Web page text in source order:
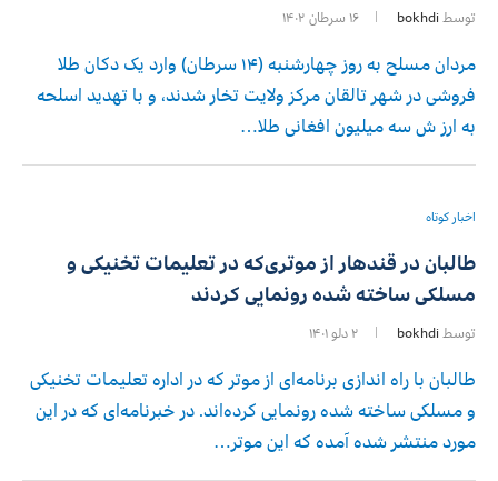
توسط bokhdi ۱۶ سرطان ۱۴۰۲
مردان مسلح به روز چهارشنبه (۱۴ سرطان) وارد یک دکان طلا
فروشی در شهر تالقان مرکز ولایت تخار شدند، و با تهدید اسلحه
به ارز ش سه میلیون افغانی طلا…
اخبار کوتاه
طالبان در قندهار از موتری‌که در تعلیمات تخنیکی و
مسلکی ساخته شده رونمایی کردند
توسط bokhdi ۲ دلو ۱۴۰۱
طالبان با راه اندازی برنامه‌ای از موتر که در اداره تعلیمات تخنیکی
و مسلکی ساخته شده رونمایی کرده‌اند. در خبرنامه‌ای که در این
مورد منتشر شده آمده که این موتر…